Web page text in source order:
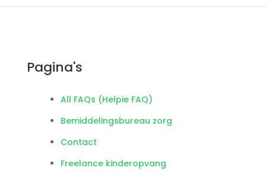
Pagina's
All FAQs (Helpie FAQ)
Bemiddelingsbureau zorg
Contact
Freelance kinderopvang